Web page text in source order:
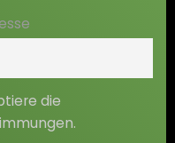
die